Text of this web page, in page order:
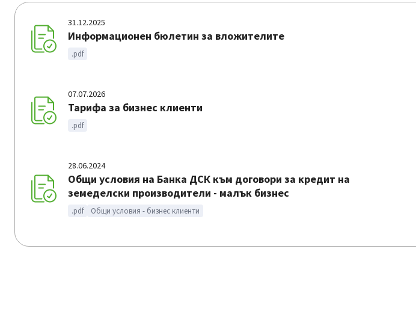
31.12.2025
Информационен бюлетин за вложителите
.pdf
07.07.2026
Тарифа за бизнес клиенти
.pdf
28.06.2024
Общи условия на Банка ДСК към договори за кредит на
земеделски производители - малък бизнес
.pdf Общи условия - бизнес клиенти